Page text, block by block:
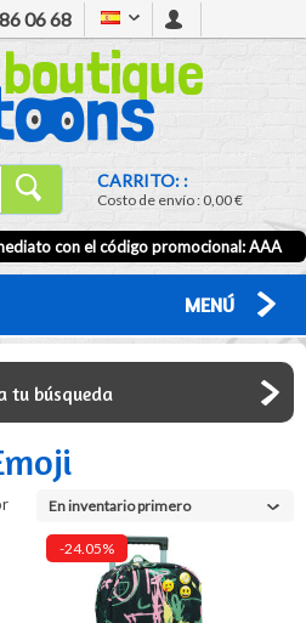
06 68
CARRITO: :
Costo de envío :0,00 €
con el código promocional:AAA
MENÚ
tu búsqueda
En inventario primero
-24.05%